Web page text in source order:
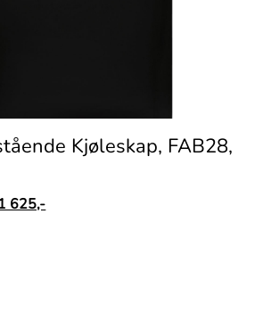
Kjøleskap, FAB28,
625,-